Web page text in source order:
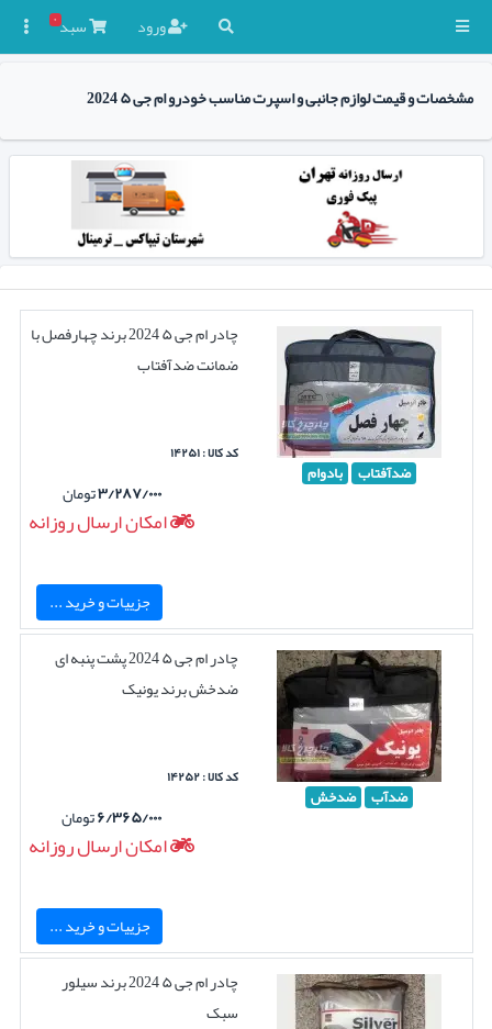
ورود سبد۰
مشخصات و قیمت لوازم جانبی و اسپرت مناسب خودرو ام جی ۵ 2024
ضدآفتاب بادوام
چادر ام جی ۵ 2024 برند چهارفصل با
ضمانت ضدآفتاب
کد کالا : ۱۴۲۵۱
۳/۲۸۷/۰۰۰تومان
امکان ارسال روزانه
جزییات و خرید ...
ضدآب ضدخش
چادر ام جی ۵ 2024 پشت پنبه ای
ضدخش برند یونیک
کد کالا : ۱۴۲۵۲
۶/۳۶۵/۰۰۰تومان
امکان ارسال روزانه
جزییات و خرید ...
چادر ام جی ۵ 2024 برند سیلور
سبک